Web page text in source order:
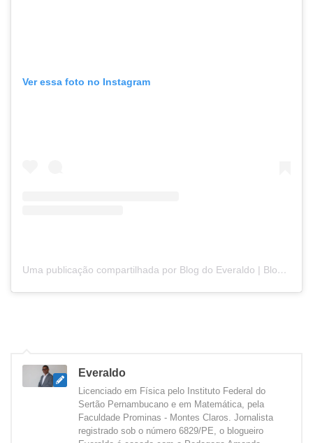
Ver essa foto no Instagram
Uma publicação compartilhada por Blog do Everaldo | Blog de Notícias (@blogdoeveraldo)
Everaldo
Licenciado em Física pelo Instituto Federal do
Sertão Pernambucano e em Matemática, pela
Faculdade Prominas - Montes Claros. Jornalista
registrado sob o número 6829/PE, o blogueiro